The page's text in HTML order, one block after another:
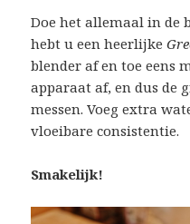
Doe het allemaal in de
hebt u een heerlijke
blender af en toe eens
apparaat af, en dus de
messen. Voeg extra
vloeibare consistentie.
Smakelijk!